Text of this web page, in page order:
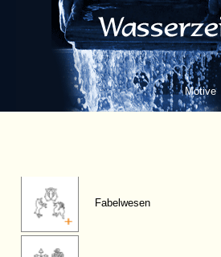
Motive
Figuren, anthropomorphe
Fabelwesen